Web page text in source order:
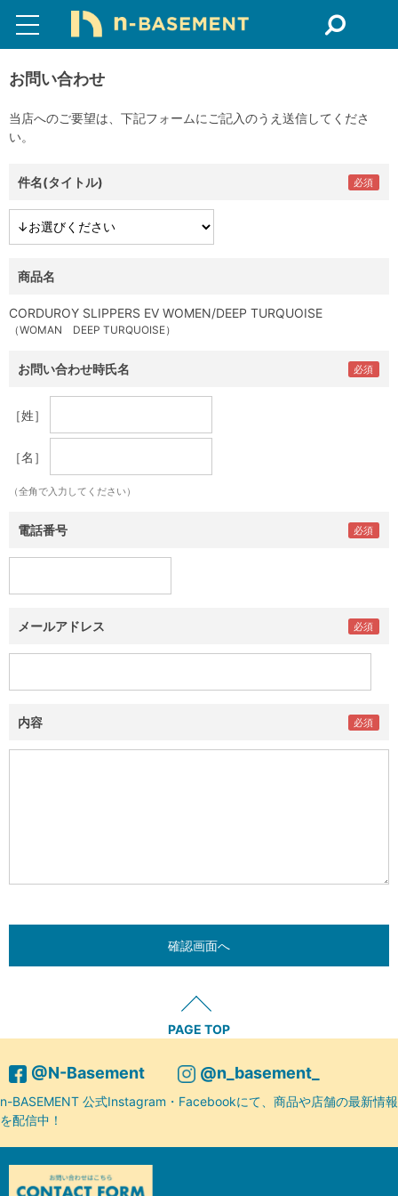
お問い合わせ
当店へのご要望は、下記フォームにご記入のうえ送信してくださ
い。
件名(タイトル)
商品名
CORDUROY SLIPPERS EV WOMEN/DEEP TURQUOISE
（WOMAN DEEP TURQUOISE）
お問い合わせ時氏名
［姓］
［名］
（全角で入力してください）
電話番号
メールアドレス
内容
PAGE TOP
@N-Basement @n_basement_
n-BASEMENT 公式Instagram・Facebookにて、商品や店舗の最新情報
を配信中！